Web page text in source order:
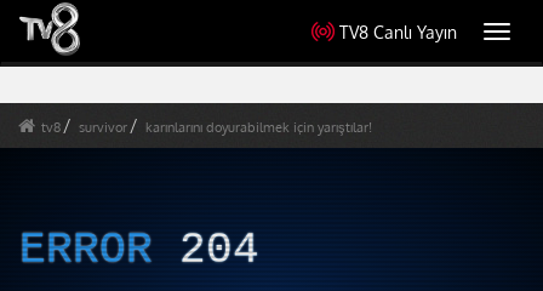
TV8 Canlı Yayın
tv8 survivor karınlarını doyurabilmek için yarıştılar!
ERROR 204